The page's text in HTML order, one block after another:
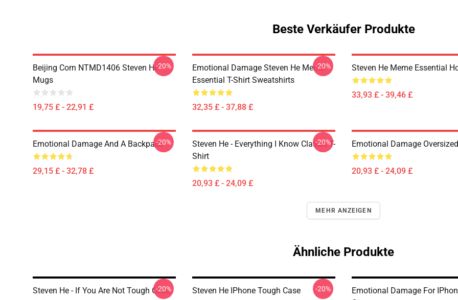
Beste Verkäufer Produkte
Beijing Corn NTMD1406 Steven He
Mugs
19,75 £ - 22,91 £
-20%
Emotional Damage Steven He Meme
Essential T-Shirt Sweatshirts
32,35 £ - 37,88 £
-20% Steven He Meme Essential
33,93 £ - 39,46 £
Emotional Damage And A Backpack
29,15 £ - 32,78 £
-20%
Steven He - Everything I Know Classic T-
Shirt
20,93 £ - 24,09 £
-20% Emotional Damage
20,93 £ - 24,09 £
MEHR ANZEIGEN
Ähnliche Produkte
Steven He - If You Are Not Tough Case
-20% Steven He IPhone Tough Case -20%
Emotional Damage For